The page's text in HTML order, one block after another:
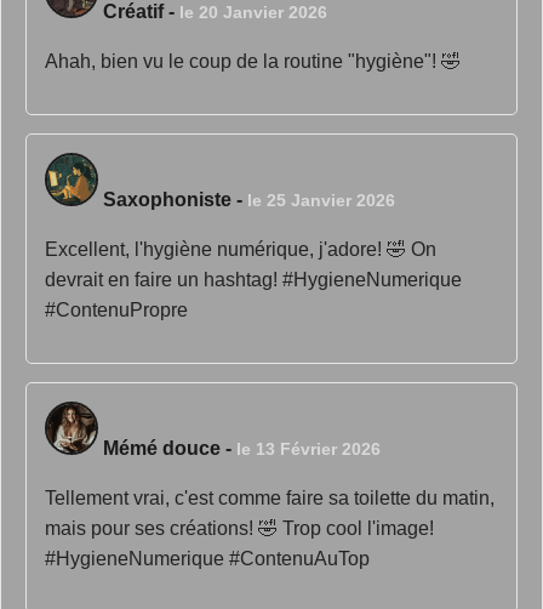
Créatif- le 20 Janvier 2026
Ahah, bien vu le coup de la routine "hygiène"! 🤣
Saxophoniste - le 25 Janvier 2026
Excellent, l'hygiène numérique, j'adore! 🤣 On
devrait en faire un hashtag! #HygieneNumerique
#ContenuPropre
Mémé douce - le 13 Février 2026
Tellement vrai, c'est comme faire sa toilette du matin,
mais pour ses créations! 🤣 Trop cool l'image!
#HygieneNumerique #ContenuAuTop